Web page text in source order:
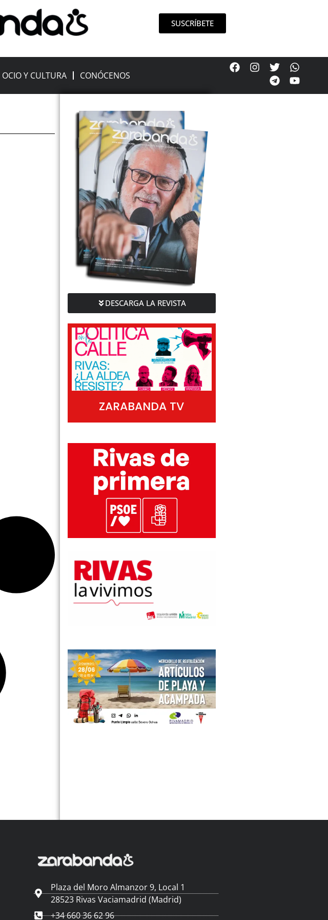
SUSCRÍBETE
OCIO Y CULTURA CONÓCENOS
DESCARGA LA REVISTA
ZARABANDA TV
Plaza del Moro Almanzor 9, Local 1
28523 Rivas Vaciamadrid (Madrid)
+34 660 36 62 96